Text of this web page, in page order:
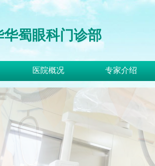
医院概况 专家介绍
华蜀眼科门诊部